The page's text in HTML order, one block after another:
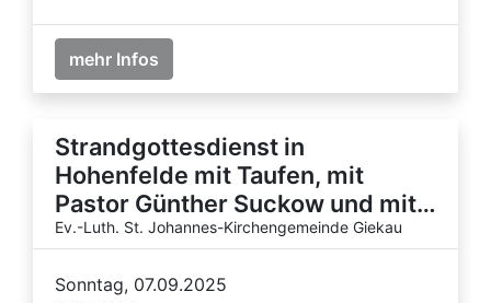
mehr Infos
Strandgottesdienst in
Hohenfelde mit Taufen, mit
Pastor Günther Suckow und mit…
Ev.-Luth. St. Johannes-Kirchengemeinde Giekau
Sonntag, 07.09.2025